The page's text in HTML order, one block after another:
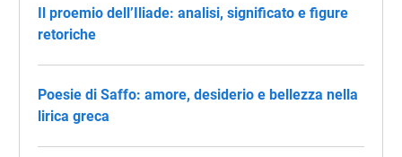
Il proemio dell’Iliade: analisi, significato e figure
retoriche
Poesie di Saffo: amore, desiderio e bellezza nella
lirica greca